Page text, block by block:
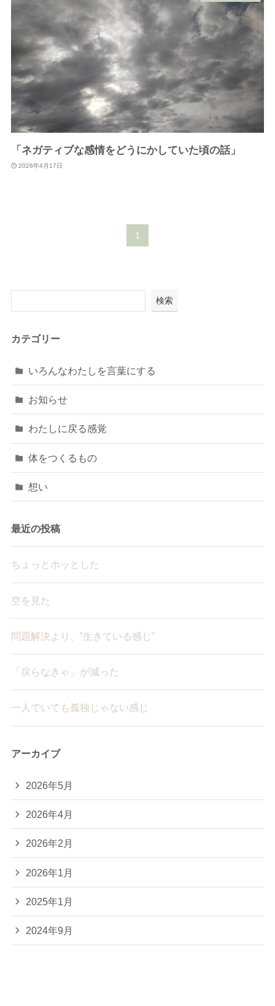
「ネガティブな感情をどうにかしていた頃の話」
2026年4月17日
1
検索
カテゴリー
いろんなわたしを言葉にする
お知らせ
わたしに戻る感覚
体をつくるもの
想い
最近の投稿
ちょっとホッとした
空を見た
問題解決より、”生きている感じ”
「戻らなきゃ」が減った
一人でいても孤独じゃない感じ
アーカイブ
2026年5月
2026年4月
2026年2月
2026年1月
2025年1月
2024年9月